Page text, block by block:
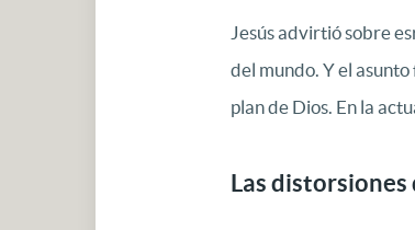
Jesús advirtió sobre
del mundo. Y el
plan de Dios. En la
Las